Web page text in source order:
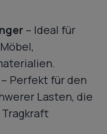
– Ideal für
– Perfekt für den
Lasten, die